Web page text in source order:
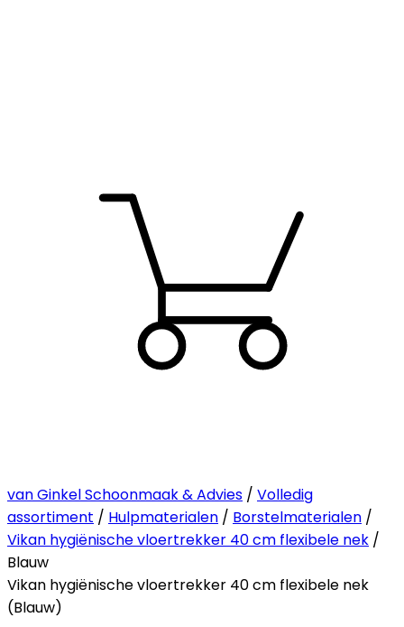
van Ginkel Schoonmaak & Advies / Volledig
assortiment / Hulpmaterialen / Borstelmaterialen /
Vikan hygiënische vloertrekker 40 cm flexibele nek /
Blauw
Vikan hygiënische vloertrekker 40 cm flexibele nek
(Blauw)